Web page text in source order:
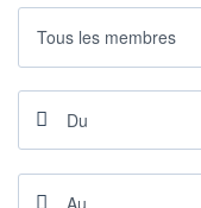
0
VALORISATION
LIMITE À LA
BAISSE
78,2100
ESTIMÉ 2026
Tous les membres